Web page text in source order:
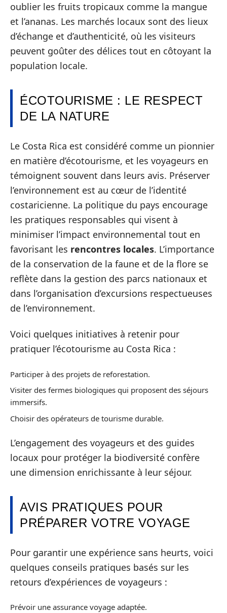
oublier les fruits tropicaux comme la mangue
et l’ananas. Les marchés locaux sont des lieux
d’échange et d’authenticité, où les visiteurs
peuvent goûter des délices tout en côtoyant la
population locale.
ÉCOTOURISME : LE RESPECT
DE LA NATURE
Le Costa Rica est considéré comme un pionnier
en matière d’écotourisme, et les voyageurs en
témoignent souvent dans leurs avis. Préserver
l’environnement est au cœur de l’identité
costaricienne. La politique du pays encourage
les pratiques responsables qui visent à
minimiser l’impact environnemental tout en
favorisant les rencontres locales. L’importance
de la conservation de la faune et de la flore se
reflète dans la gestion des parcs nationaux et
dans l’organisation d’excursions respectueuses
de l’environnement.
Voici quelques initiatives à retenir pour
pratiquer l’écotourisme au Costa Rica :
Participer à des projets de reforestation.
Visiter des fermes biologiques qui proposent des séjours
immersifs.
Choisir des opérateurs de tourisme durable.
L’engagement des voyageurs et des guides
locaux pour protéger la biodiversité confère
une dimension enrichissante à leur séjour.
AVIS PRATIQUES POUR
PRÉPARER VOTRE VOYAGE
Pour garantir une expérience sans heurts, voici
quelques conseils pratiques basés sur les
retours d’expériences de voyageurs :
Prévoir une assurance voyage adaptée.